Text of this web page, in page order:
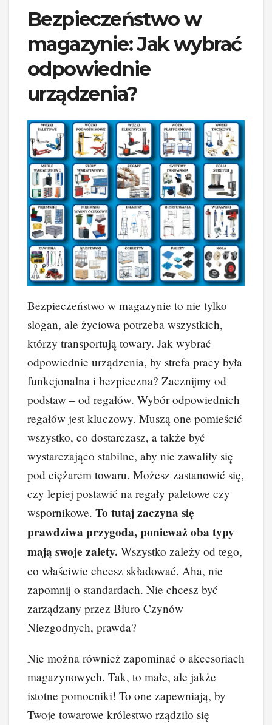
Bezpieczeństwo w
magazynie: Jak wybrać
odpowiednie
urządzenia?
Bezpieczeństwo w magazynie to nie tylko
slogan, ale życiowa potrzeba wszystkich,
którzy transportują towary. Jak wybrać
odpowiednie urządzenia, by strefa pracy była
funkcjonalna i bezpieczna? Zacznijmy od
podstaw – od regałów. Wybór odpowiednich
regałów jest kluczowy. Muszą one pomieścić
wszystko, co dostarczasz, a także być
wystarczająco stabilne, aby nie zawaliły się
pod ciężarem towaru. Możesz zastanowić się,
czy lepiej postawić na regały paletowe czy
wspornikowe. To tutaj zaczyna się
prawdziwa przygoda, ponieważ oba typy
mają swoje zalety. Wszystko zależy od tego,
co właściwie chcesz składować. Aha, nie
zapomnij o standardach. Nie chcesz być
zarządzany przez Biuro Czynów
Niezgodnych, prawda?
Nie można również zapominać o akcesoriach
magazynowych. Tak, to małe, ale jakże
istotne pomocniki! To one zapewniają, by
Twoje towarowe królestwo rządziło się